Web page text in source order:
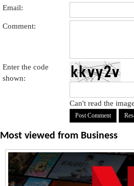
Email:
Comment:
Enter the code
shown:
Can't read the
Most viewed from Business